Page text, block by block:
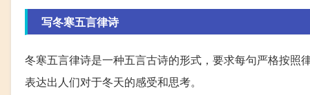
写冬寒五言律诗
冬寒五言律诗是一种五言古诗的形式，要求每句严格按
表达出人们对于冬天的感受和思考。